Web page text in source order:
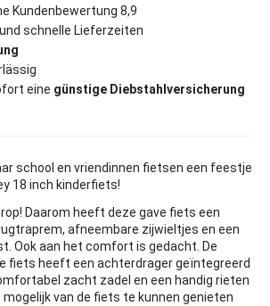
Kundenbewertung 8,9
und schnelle Lieferzeiten
eine günstige Diebstahlversicherung
school en vriendinnen fietsen een feestje
18 inch kinderfiets!
Daarom heeft deze gave fiets een
afneembare zijwieltjes en een
Ook aan het comfort is gedacht. De
fiets heeft een achterdrager geïntegreerd
zacht zadel en een handig rieten
mogelijk van de fiets te kunnen genieten